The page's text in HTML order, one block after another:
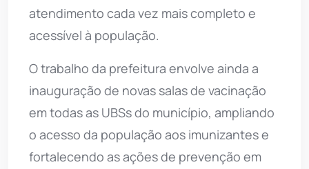
atendimento cada vez mais completo e
acessível à população.
O trabalho da prefeitura envolve ainda a
inauguração de novas salas de vacinação
em todas as UBSs do município, ampliando
o acesso da população aos imunizantes e
fortalecendo as ações de prevenção em